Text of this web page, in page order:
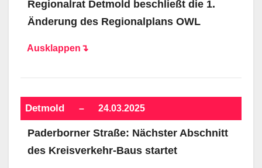
Regionalrat Detmold beschließt die 1.
Änderung des Regionalplans OWL
Ausklappen↴
Detmold – 24.03.2025
Paderborner Straße: Nächster Abschnitt
des Kreisverkehr-Baus startet